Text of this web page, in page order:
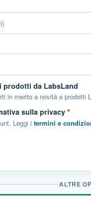
prodotti da LabsLand
in merito a novità e prodotti
sulla privacy *
Leggi i termini e
ALTRE